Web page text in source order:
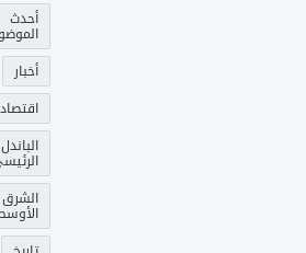
أحدث
أخبار
اقتصاد
الباندل
الشرق